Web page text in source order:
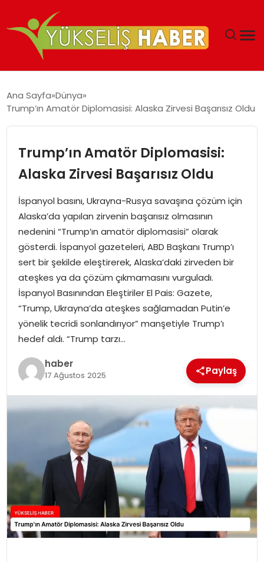
MALIYETLERINI AZALTIYOR’
Ana Sayfa Dünya
Trump’ın Amatör Diplomasisi: Alaska Zirvesi Başarısız Oldu
Trump’ın Amatör Diplomasisi:
Alaska Zirvesi Başarısız Oldu
İspanyol basını, Ukrayna-Rusya savaşına çözüm için
Alaska’da yapılan zirvenin başarısız olmasının
nedenini “Trump’ın amatör diplomasisi” olarak
gösterdi. İspanyol gazeteleri, ABD Başkanı Trump’ı
sert bir şekilde eleştirerek, Alaska’daki zirveden bir
ateşkes ya da çözüm çıkmamasını vurguladı.
İspanyol Basınından Eleştiriler El Pais: Gazete,
“Trump, Ukrayna’da ateşkes sağlamadan Putin’e
yönelik tecridi sonlandırıyor” manşetiyle Trump’ı
hedef aldı. “Trump tarzı…
haber
17 Ağustos 2025 Paylaş